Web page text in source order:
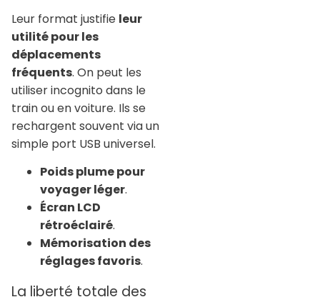
Leur format justifie leur
utilité pour les
déplacements
fréquents. On peut les
utiliser incognito dans le
train ou en voiture. Ils se
rechargent souvent via un
simple port USB universel.
Poids plume pour
voyager léger.
Écran LCD
rétroéclairé.
Mémorisation des
réglages favoris.
La liberté totale des